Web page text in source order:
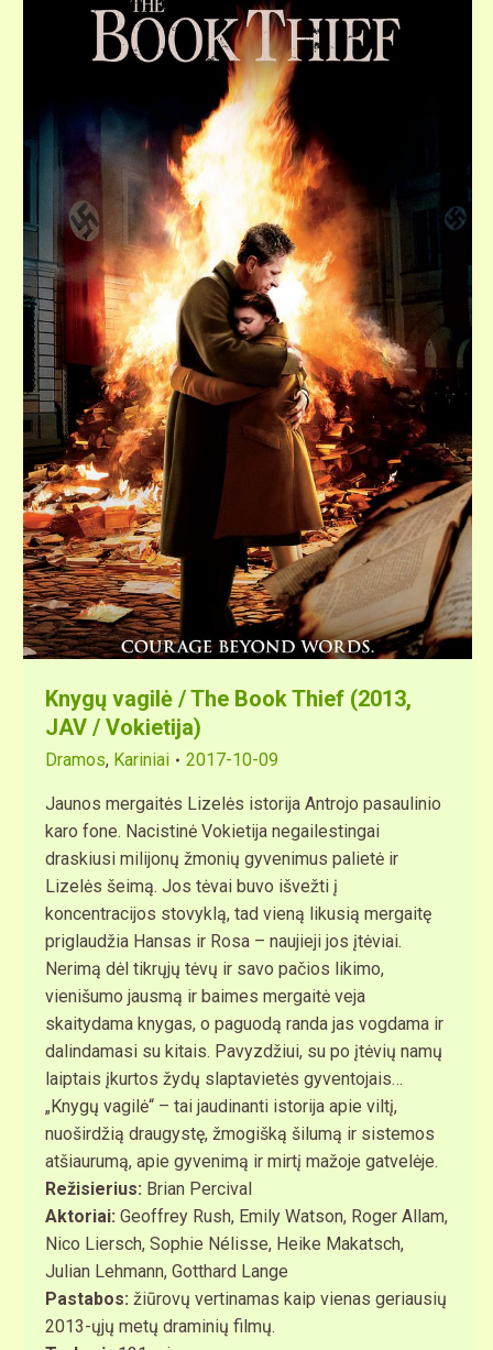
Knygų vagilė / The Book Thief (2013,
JAV / Vokietija)
Dramos, Kariniai 2017-10-09
Jaunos mergaitės Lizelės istorija Antrojo pasaulinio
karo fone. Nacistinė Vokietija negailestingai
draskiusi milijonų žmonių gyvenimus palietė ir
Lizelės šeimą. Jos tėvai buvo išvežti į
koncentracijos stovyklą, tad vieną likusią mergaitę
priglaudžia Hansas ir Rosa – naujieji jos įtėviai.
Nerimą dėl tikrųjų tėvų ir savo pačios likimo,
vienišumo jausmą ir baimes mergaitė veja
skaitydama knygas, o paguodą randa jas vogdama ir
dalindamasi su kitais. Pavyzdžiui, su po įtėvių namų
laiptais įkurtos žydų slaptavietės gyventojais…
„Knygų vagilė“ – tai jaudinanti istorija apie viltį,
nuoširdžią draugystę, žmogišką šilumą ir sistemos
atšiaurumą, apie gyvenimą ir mirtį mažoje gatvelėje.
Režisierius: Brian Percival
Aktoriai: Geoffrey Rush, Emily Watson, Roger Allam,
Nico Liersch, Sophie Nélisse, Heike Makatsch,
Julian Lehmann, Gotthard Lange
Pastabos: žiūrovų vertinamas kaip vienas geriausių
2013-ųjų metų draminių filmų.